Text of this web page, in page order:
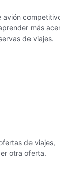
avión
más
de viajes.
de viajes,
otra oferta.